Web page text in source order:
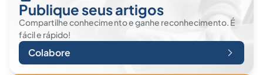
Publique seus artigos
Compartilhe conhecimento e ganhe reconhecimento. É
fácil e rápido!
Colabore